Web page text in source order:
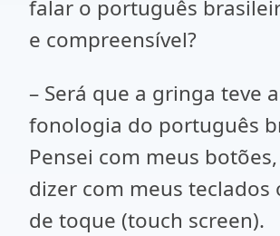
falar o português
e compreensível?
– Será que a gringa teve
fonologia do português
Pensei com meus
dizer com meus teclados
de toque (touch screen).